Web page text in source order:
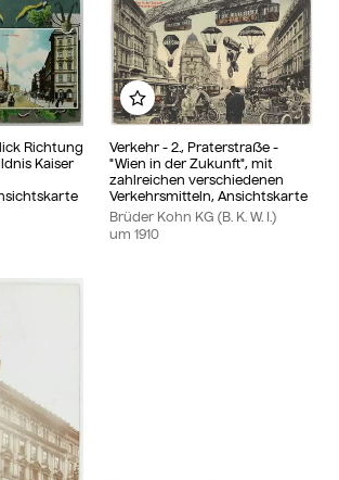
Richtung
Kaiser
hinzufügen
Verkehr - 2., Praterstraße -
"Wien in der Zukunft", mit
zahlreichen verschiedenen
Verkehrsmitteln, Ansichtskarte
Brüder Kohn KG (B. K. W. I.)
um 1910
Zu meinem Album